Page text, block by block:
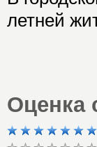
летней
Оценка